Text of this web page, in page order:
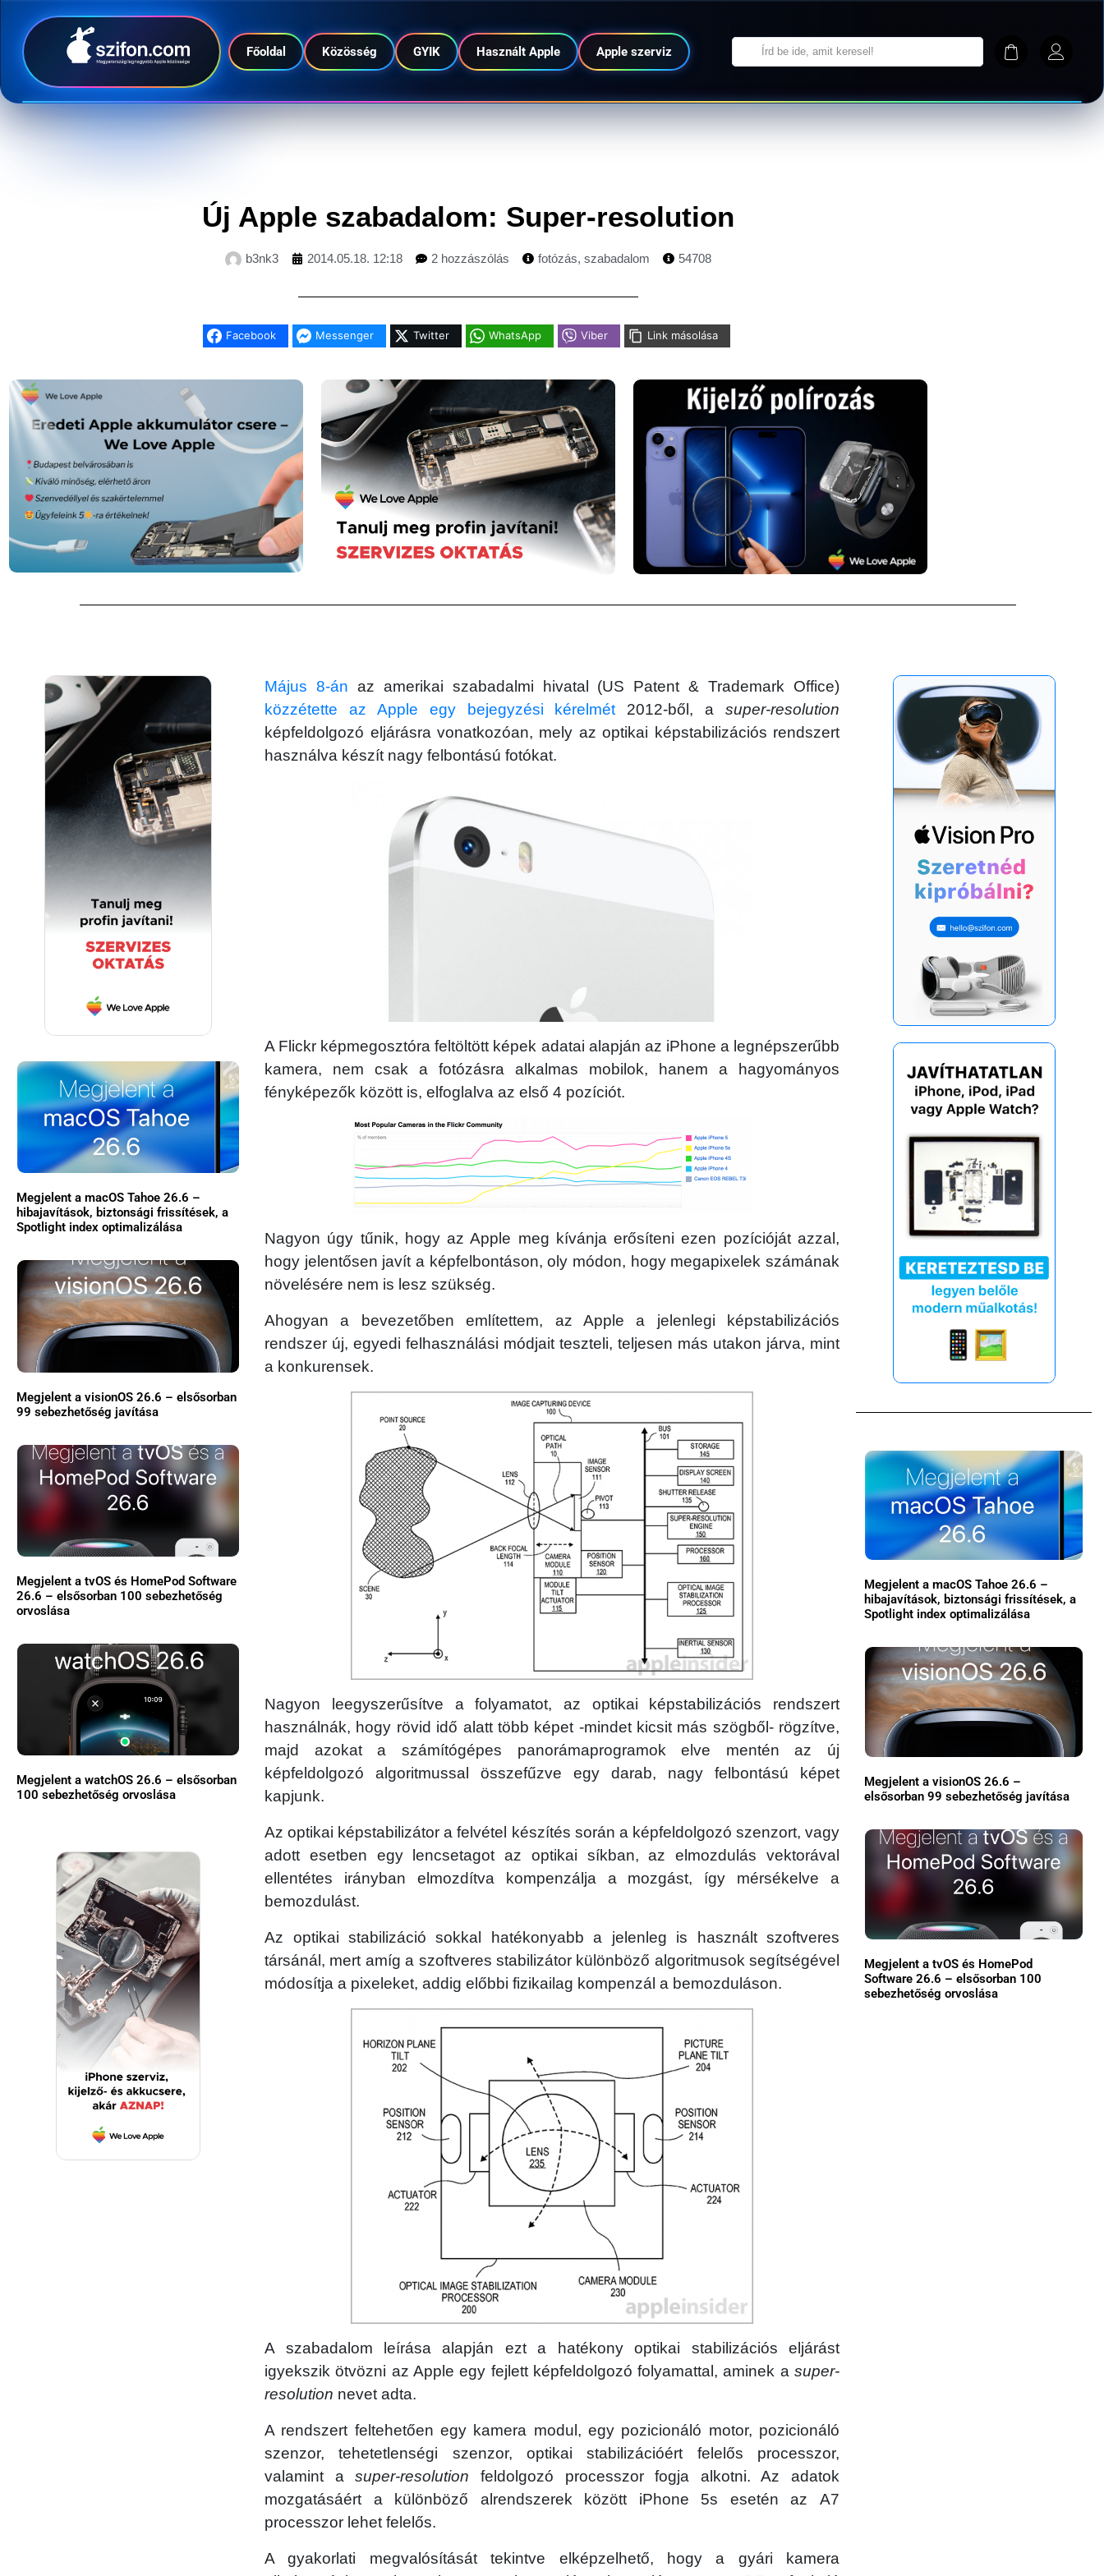
Főoldal Közösség GYIK Használt Apple Apple szerviz
Új Apple szabadalom: Super-resolution
b3nk3 2014.05.18. 12:18 2 hozzászólás fotózás, szabadalom 54708
Facebook Messenger Twitter WhatsApp Viber Link másolása
Megjelent a macOS Tahoe 26.6 –
hibajavítások, biztonsági frissítések, a
Spotlight index optimalizálása
Megjelent a visionOS 26.6 – elsősorban
99 sebezhetőség javítása
Megjelent a tvOS és HomePod Software
26.6 – elsősorban 100 sebezhetőség
orvoslása
Megjelent a watchOS 26.6 – elsősorban
100 sebezhetőség orvoslása
Május 8-án az amerikai szabadalmi hivatal (US Patent & Trademark Office)
közzétette az Apple egy bejegyzési kérelmét 2012-ből, asuper-resolution
képfeldolgozó eljárásra vonatkozóan, mely az optikai képstabilizációs rendszert
használva készít nagy felbontású fotókat.
A Flickr képmegosztóra feltöltött képek adatai alapján az iPhone a legnépszerűbb
kamera, nem csak a fotózásra alkalmas mobilok, hanem a hagyományos
fényképezők között is, elfoglalva az első 4 pozíciót.
Nagyon úgy tűnik, hogy az Apple meg kívánja erősíteni ezen pozícióját azzal,
hogy jelentősen javít a képfelbontáson, oly módon, hogy megapixelek számának
növelésére nem is lesz szükség.
Ahogyan a bevezetőben említettem, az Apple a jelenlegi képstabilizációs
rendszer új, egyedi felhasználási módjait teszteli, teljesen más utakon járva, mint
a konkurensek.
Nagyon leegyszerűsítve a folyamatot, az optikai képstabilizációs rendszert
használnák, hogy rövid idő alatt több képet -mindet kicsit más szögből- rögzítve,
majd azokat a számítógépes panorámaprogramok elve mentén az új
képfeldolgozó algoritmussal összefűzve egy darab, nagy felbontású képet
kapjunk.
Az optikai képstabilizátor a felvétel készítés során a képfeldolgozó szenzort, vagy
adott esetben egy lencsetagot az optikai síkban, az elmozdulás vektorával
ellentétes irányban elmozdítva kompenzálja a mozgást, így mérsékelve a
bemozdulást.
Az optikai stabilizáció sokkal hatékonyabb a jelenleg is használt szoftveres
társánál, mert amíg a szoftveres stabilizátor különböző algoritmusok segítségével
módosítja a pixeleket, addig előbbi fizikailag kompenzál a bemozduláson.
A szabadalom leírása alapján ezt a hatékony optikai stabilizációs eljárást
igyekszik ötvözni az Apple egy fejlett képfeldolgozó folyamattal, aminek a super-
resolution nevet adta.
A rendszert feltehetően egy kamera modul, egy pozicionáló motor, pozicionáló
szenzor, tehetetlenségi szenzor, optikai stabilizációért felelős processzor,
valamint asuper-resolution feldolgozó processzor fogja alkotni. Az adatok
mozgatásáért a különböző alrendszerek között iPhone 5s esetén az A7
processzor lehet felelős.
A gyakorlati megvalósítását tekintve elképzelhető, hogy a gyári kamera
Megjelent a macOS Tahoe 26.6 –
hibajavítások, biztonsági frissítések, a
Spotlight index optimalizálása
Megjelent a visionOS 26.6 –
elsősorban 99 sebezhetőség javítása
Megjelent a tvOS és HomePod
Software 26.6 – elsősorban 100
sebezhetőség orvoslása
Főoldal
Közösség
Használt Apple
Apple szerviz